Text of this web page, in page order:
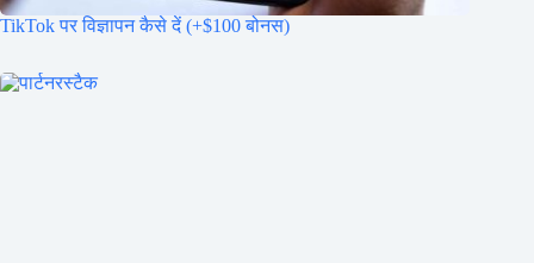
TikTok पर विज्ञापन कैसे दें (+$100 बोनस)